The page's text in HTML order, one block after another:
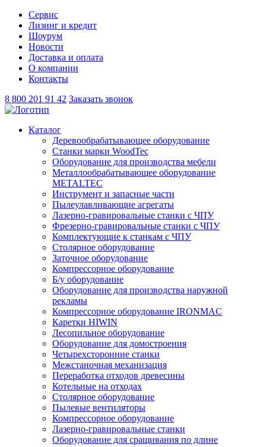
Сервис
Лизинг и кредит
Шоурум
Новости
Доставка и оплата
О компании
Контакты
8 800 201 91 42 Заказать звонок
Каталог
Деревообрабатывающее оборудование
Станки марки WoodTec
Оборудование для производства мебели
Металлообрабатывающее оборудование
METALTEC
Инструмент и запасные части
Пылеулавливающие агрегаты
Лазерно-гравировальные станки с ЧПУ
Фрезерно-гравировальные станки с ЧПУ
Комплектующие к станкам с ЧПУ
Столярное оборудование
Заточное оборудование
Компрессорное оборудование
Б/у оборудование
Оборудование для производства наружной
рекламы
Компрессорное оборудование IRONMAC
Каретки HIWIN
Лесопильное оборудование
Оборудование для домостроения
Четырехсторонние станки
Межстаночная механизация
Переработка отходов древесины
Котельные на отходах
Столярное оборудование
Пылевые вентиляторы
Компрессорное оборудование
Лазерно-гравировальные станки
Оборудование для сращивания по длине